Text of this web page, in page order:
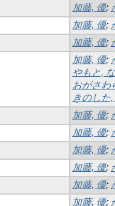
加藤, 優;
加藤, 優;
加藤, 優;
加藤, 優;
やもと,
おがさわ
きのした
加藤, 優;
加藤, 優;
加藤, 優;
加藤, 優;
加藤, 優;
加藤, 優;